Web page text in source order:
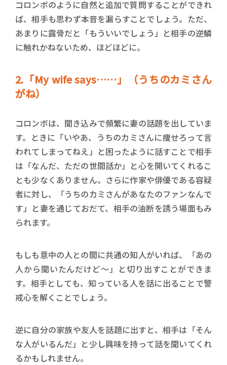
コロンボのように自然と追加で質問することができれ
ば、相手も思わず本音を漏らすことでしょう。ただ、
あまりに露骨だと「もういいでしょう」と相手の逆鱗
に触れかねないため、ほどほどに。
2.「My wife says……」（うちのカミさん
がね）
コロンボは、聞き込みで頻繁に妻の話題を出していま
す。ときに「いやあ、うちのカミさんに痩せろって言
われてしまってねえ」と困ったように話すことで相手
は「なんだ、ただの世間話か」と心を開いてくれるこ
とも少なくありません。さらに作家や俳優である容疑
者に対し、「うちのカミさんがあなたのファンなんで
す」と妻を通じておだて、相手の油断を誘う場面もみ
られます。
もしも意中の人との間に共通の知人がいれば、「あの
人から聞いたんだけど〜」と切り出すことができま
す。相手としても、知っている人を話に出ることで警
戒心を解くことでしょう。
逆に自分の家族や友人を話題に出すと、相手は「そん
な人がいるんだ」と少し興味を持って話を聞いてくれ
るかもしれません。